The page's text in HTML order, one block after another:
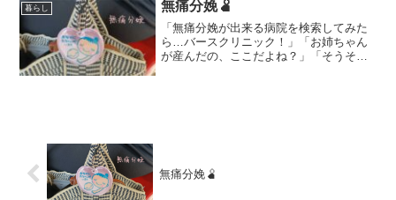
いなぁ。じゃあ、おじ...
暮らし 無痛分娩🫄
「無痛分娩が出来る病院を検索してみた
ら…バースクリニック！」「お姉ちゃん
が産んだの、ここだよね？」「そうそ
無痛分娩🫄